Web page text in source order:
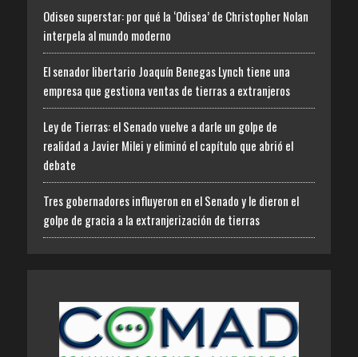
Odiseo superstar: por qué la ‘Odisea’ de Christopher Nolan
interpela al mundo moderno
El senador libertario Joaquín Benegas Lynch tiene una
empresa que gestiona ventas de tierras a extranjeros
Ley de Tierras: el Senado vuelve a darle un golpe de
realidad a Javier Milei y eliminó el capítulo que abrió el
debate
Tres gobernadores influyeron en el Senado y le dieron el
golpe de gracia a la extranjerización de tierras